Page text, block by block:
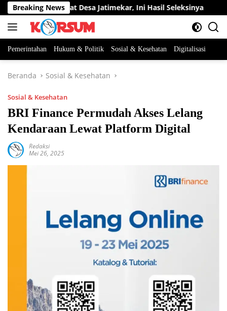
Langsung
ke
konten
Breaking News
Perangkat Desa Jatimekar, Ini Hasil Seleksinya
Pemerintahan Hukum & Politik Sosial & Kesehatan Digitalisasi
Beranda Sosial & Kesehatan
Sosial & Kesehatan
BRI Finance Permudah Akses Lelang
Kendaraan Lewat Platform Digital
Redaksi
Mei 26, 2025